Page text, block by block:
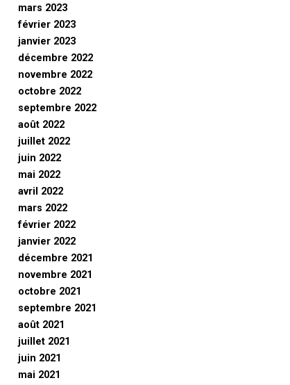
mars 2023
février 2023
janvier 2023
décembre 2022
novembre 2022
octobre 2022
septembre 2022
août 2022
juillet 2022
juin 2022
mai 2022
avril 2022
mars 2022
février 2022
janvier 2022
décembre 2021
novembre 2021
octobre 2021
septembre 2021
août 2021
juillet 2021
juin 2021
mai 2021